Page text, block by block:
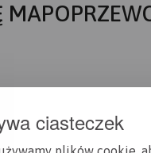
ciasteczek